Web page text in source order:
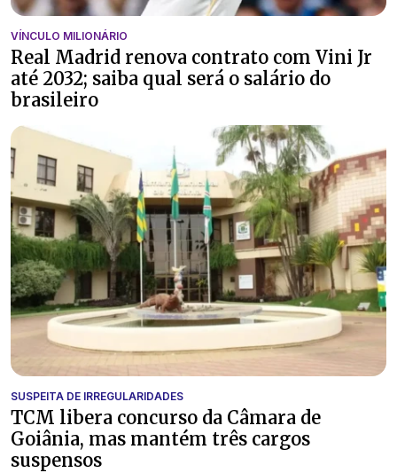
VÍNCULO MILIONÁRIO
Real Madrid renova contrato com Vini Jr
até 2032; saiba qual será o salário do
brasileiro
SUSPEITA DE IRREGULARIDADES
TCM libera concurso da Câmara de
Goiânia, mas mantém três cargos
suspensos